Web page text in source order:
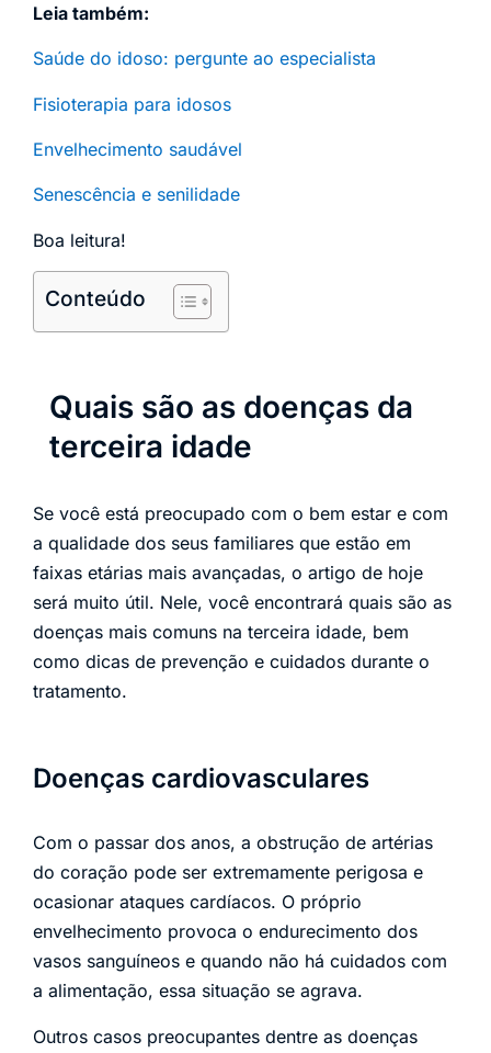
Leia também:
Saúde do idoso: pergunte ao especialista
Fisioterapia para idosos
Envelhecimento saudável
Senescência e senilidade
Boa leitura!
Conteúdo
Quais são as doenças da
terceira idade
Se você está preocupado com o bem estar e com
a qualidade dos seus familiares que estão em
faixas etárias mais avançadas, o artigo de hoje
será muito útil. Nele, você encontrará quais são as
doenças mais comuns na terceira idade, bem
como dicas de prevenção e cuidados durante o
tratamento.
Doenças cardiovasculares
Com o passar dos anos, a obstrução de artérias
do coração pode ser extremamente perigosa e
ocasionar ataques cardíacos. O próprio
envelhecimento provoca o endurecimento dos
vasos sanguíneos e quando não há cuidados com
a alimentação, essa situação se agrava.
Outros casos preocupantes dentre as doenças